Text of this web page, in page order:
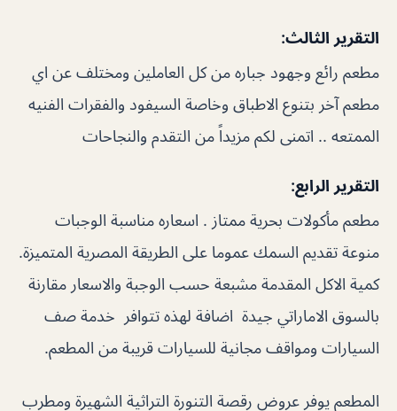
التقرير الثالث:
مطعم رائع وجهود جباره من كل العاملين ومختلف عن اي
مطعم آخر بتنوع الاطباق وخاصة السيفود والفقرات الفنيه
الممتعه .. اتمنى لكم مزيداً من التقدم والنجاحات
التقرير الرابع:
مطعم مأكولات بحرية ممتاز . اسعاره مناسبة الوجبات
منوعة تقديم السمك عموما على الطريقة المصرية المتميزة.
كمية الاكل المقدمة مشبعة حسب الوجبة والاسعار مقارنة
بالسوق الاماراتي جيدة اضافة لهذه تتوافر خدمة صف
السيارات ومواقف مجانية للسيارات قريبة من المطعم.
المطعم يوفر عروض رقصة التنورة التراثية الشهيرة ومطرب